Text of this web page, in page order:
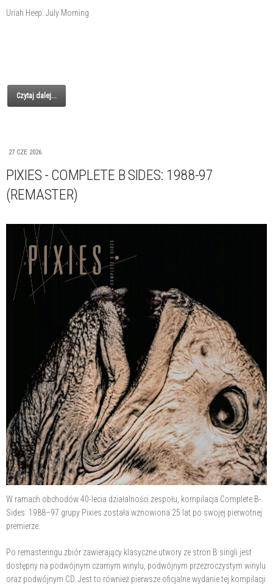
Uriah Heep: July Morning
Czytaj dalej...
27 CZE 2026
PIXIES - COMPLETE B SIDES: 1988-97
(REMASTER)
W ramach obchodów 40-lecia działalności zespołu, kompilacja Complete B-
Sides: 1988–97 grupy Pixies została wznowiona 25 lat po swojej pierwotnej
premierze.
Po remasteringu zbiór zawierający klasyczne utwory ze stron B singli jest
dostępny na podwójnym czarnym winylu, podwójnym przezroczystym winylu
oraz podwójnym CD. Jest to również pierwsze oficjalne wydanie tej kompilacji